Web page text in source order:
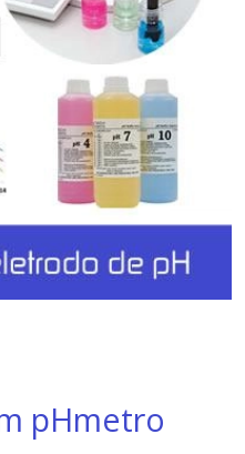
pHmetro